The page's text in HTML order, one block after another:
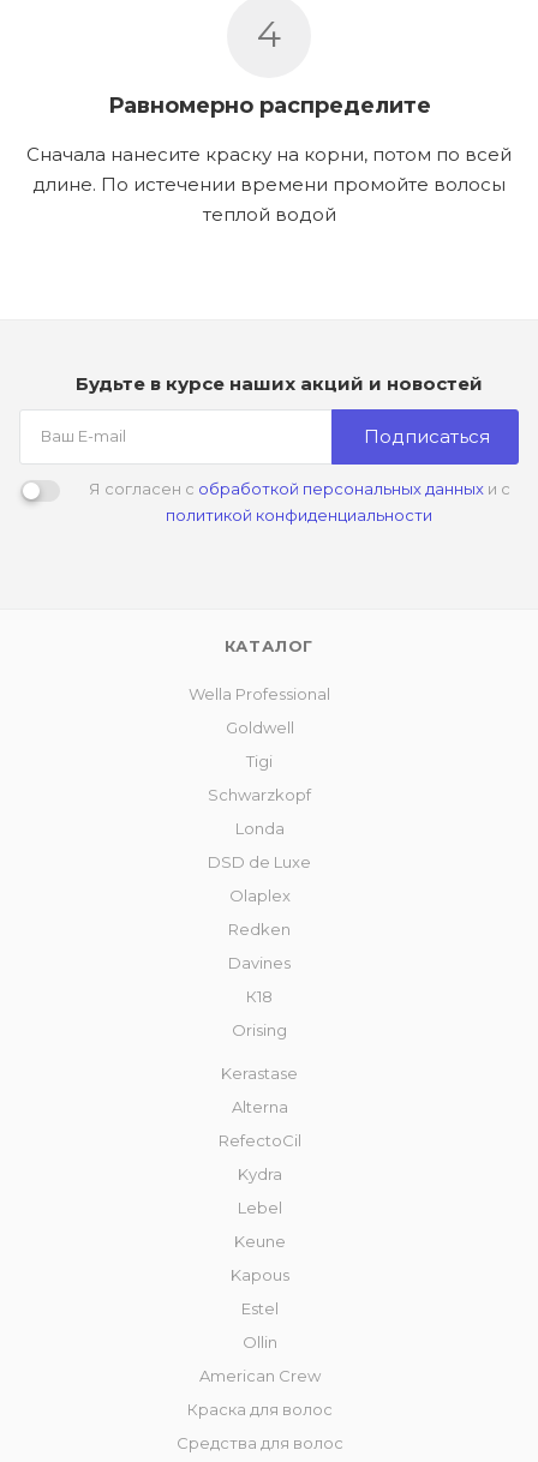
4
Равномерно распределите
Сначала нанесите краску на корни, потом по всей
длине. По истечении времени промойте волосы
теплой водой
Будьте в курсе наших акций и новостей
Подписаться
Я согласен с обработкой персональных данныхи с
политикой конфиденциальности
КАТАЛОГ
Wella Professional
Goldwell
Tigi
Schwarzkopf
Londa
DSD de Luxe
Olaplex
Redken
Davines
К18
Orising
Kerastase
Alterna
RefectoCil
Kydra
Lebel
Keune
Kapous
Estel
Ollin
American Crew
Краска для волос
Средства для волос